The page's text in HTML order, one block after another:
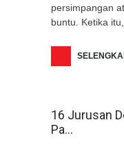
persimpangan
buntu. Ketika itu,
16 Jurusan
Pa...